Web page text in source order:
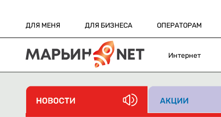
ДЛЯ МЕНЯ ДЛЯ БИЗНЕСА ОПЕРАТОРАМ
Интернет